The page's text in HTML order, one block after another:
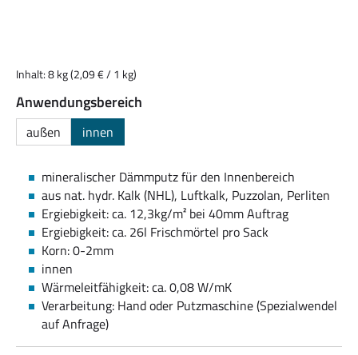
Inhalt:8 kg(2,09 € / 1 kg)
Anwendungsbereich
außen innen
mineralischer Dämmputz für den Innenbereich
aus nat. hydr. Kalk (NHL), Luftkalk, Puzzolan, Perliten
Ergiebigkeit: ca. 12,3kg/m² bei 40mm Auftrag
Ergiebigkeit: ca. 26l Frischmörtel pro Sack
Korn: 0-2mm
innen
Wärmeleitfähigkeit: ca. 0,08 W/mK
Verarbeitung: Hand oder Putzmaschine (Spezialwendel
auf Anfrage)